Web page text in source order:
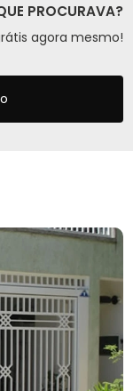
PROCURAVA?
agora mesmo!